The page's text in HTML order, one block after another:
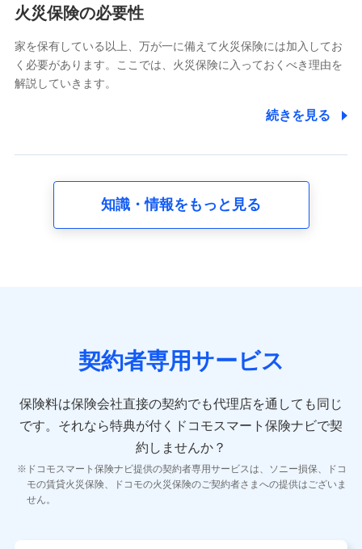
電話対応の品質向上およびお問合せ内容の正確な把握のため
6.採用応募者の個人情報
採用選考および入社手続を実施するため
8.取引先個人情報
取引先としての選定業務、営業情報の提供業務、契約締結手
10.受託業務の 個人情報
11.マイカー通勤管理クラウド並びに法人向けASPサー
ビスに関してのお問い合わせ情報
各種お問い合わせに対応するため
当社のサービスに関する情報提供や、皆様に有用なお知らせ
をお送りするため
火災保険の必要性
家を保有している以上、万が一に備えて火災保険には加入してお
く必要があります。ここでは、火災保険に入っておくべき理由を
解説していきます。
続きを見る
知識・情報をもっと見る
契約者専用サービス
保険料は保険会社直接の契約でも代理店を通しても同じ
です。 それなら特典が付くドコモスマート保険ナビで契
約しませんか？
ドコモスマート保険ナビ提供の契約者専用サービスは、ソニー損保、ドコ
モの賃貸火災保険、ドコモの火災保険のご契約者さまへの提供はございま
せん。